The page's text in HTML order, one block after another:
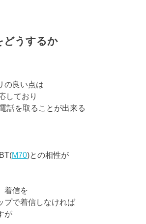
うするか
の良い点は
しており
話を取ることが出来る
M70)との相性が
着信を
プで着信しなければ
が